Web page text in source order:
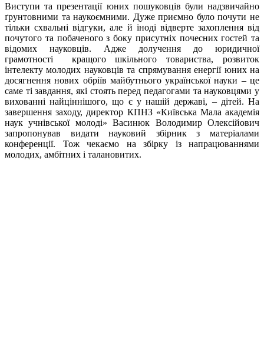
Виступи та презентації юних пошуковців були надзвичайно
ґрунтовними та наукоємними. Дуже приємно було почути не
тільки схвальні відгуки, але й іноді відверте захоплення від
почутого та побаченого з боку присутніх почесних гостей та
відомих науковців. Адже долучення до юридичної
грамотності кращого шкільного товариства, розвиток
інтелекту молодих науковців та спрямування енергії юних на
досягнення нових обріїв майбутнього української науки – це
саме ті завдання, які стоять перед педагогами та науковцями у
вихованні найціннішого, що є у нашій державі, – дітей. На
завершення заходу, директор КПНЗ «Київська Мала академія
наук учнівської молоді» Васинюк Володимир Олексійович
запропонував видати науковий збірник з матеріалами
конференції. Тож чекаємо на збірку із напрацюваннями
молодих, амбітних і талановитих.